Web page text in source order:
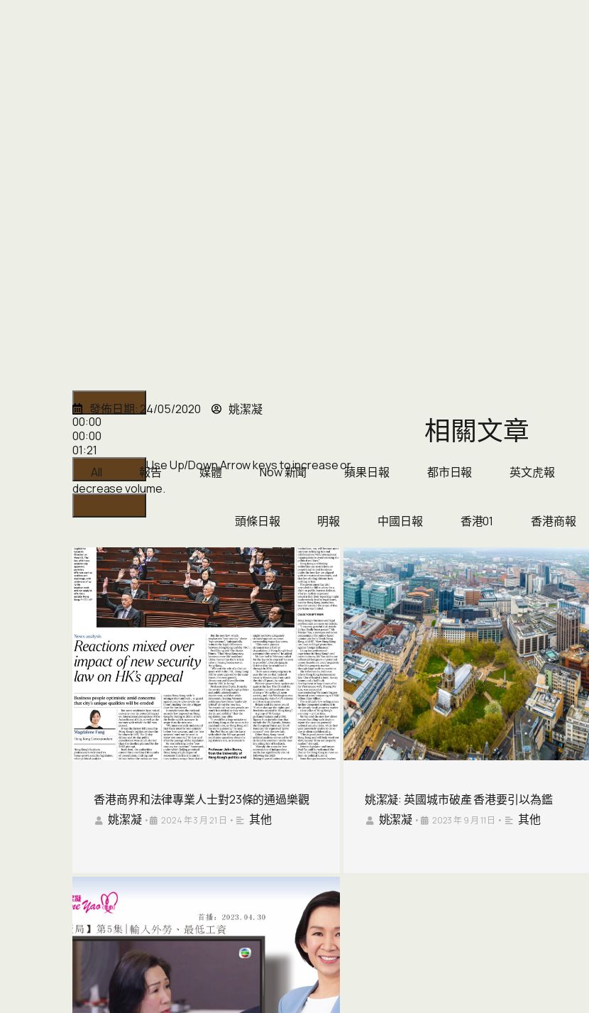
00:00
00:00
01:21
Use Up/Down Arrow keys to increase or
decrease volume.
發佈日期: 24/05/2020 姚潔凝
相關文章
All 報告 媒體 Now 新聞 蘋果日報 都市日報 英文虎報
頭條日報 明報 中國日報 香港01 香港商報
香港商界和法律專業人士對23條的通過樂觀
姚潔凝 • 2024 年 3 月 21 日 • 其他
姚潔凝: 英國城市破產 香港要引以為鑑
姚潔凝 • 2023 年 9 月 11 日 • 其他